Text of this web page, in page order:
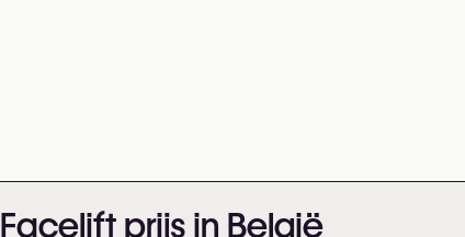
Facelift prijs in België